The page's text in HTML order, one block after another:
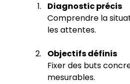
Diagnostic précis
Comprendre la
les attentes.
Objectifs définis
Fixer des buts
mesurables.